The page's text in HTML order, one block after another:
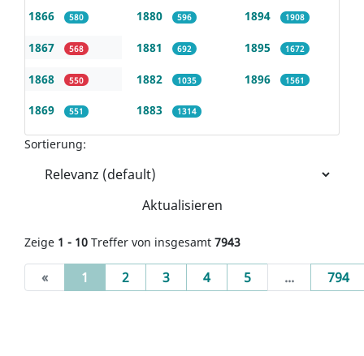
1866 580
1867 568
1868 550
1869 551
1880 596
1881 692
1882 1035
1883 1314
1894 1908
1895 1672
1896 1561
Sortierung:
Aktualisieren
Zeige 1 - 10 Treffer von insgesamt 7943
« 1 (current)
2 3 4 5 ... 794